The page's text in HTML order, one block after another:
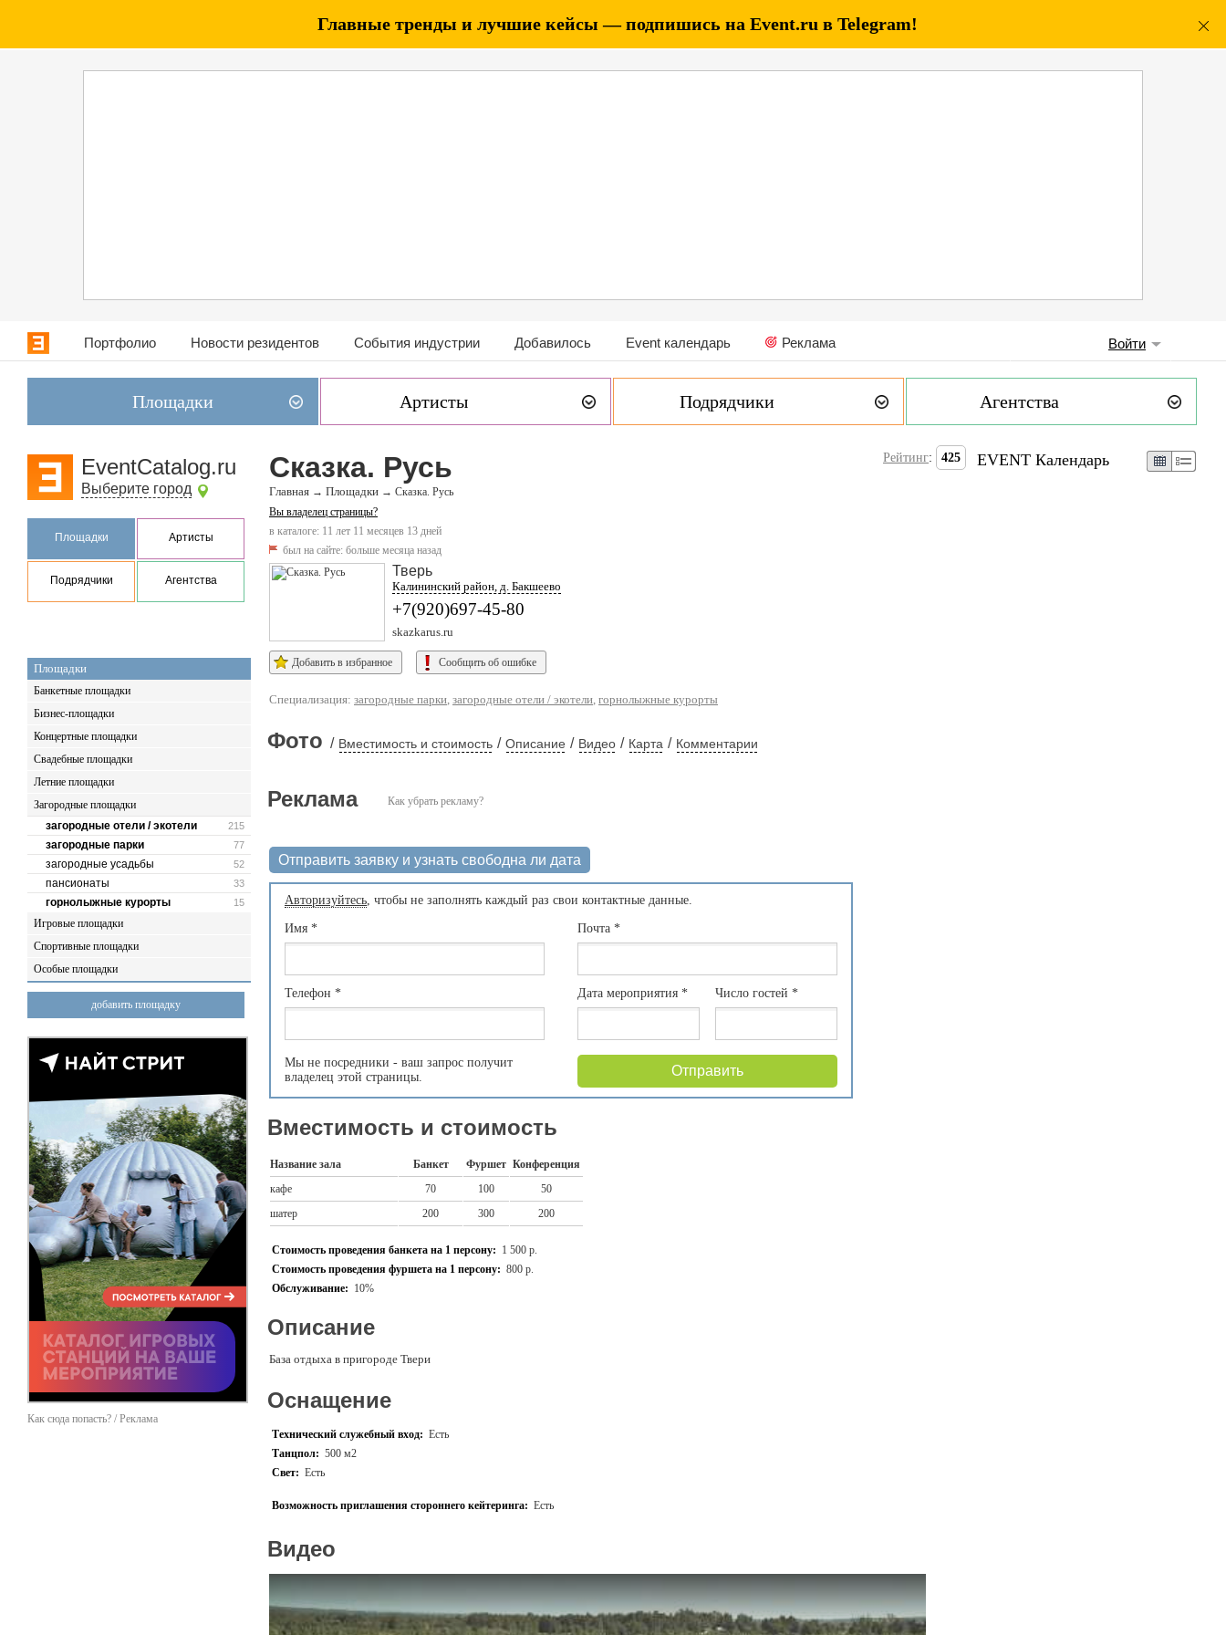
Главные тренды и лучшие кейсы — подпишись на Event.ru в Telegram!
Портфолио Новости резидентов События индустрии Добавилось Event календарь Реклама Войти
Площадки Артисты Подрядчики Агентства
EventCatalog.ru
Выберите город
Площадки Артисты
Подрядчики Агентства
Площадки
Банкетные площадки
Бизнес-площадки
Концертные площадки
Свадебные площадки
Летние площадки
Загородные площадки
215
загородные отели / экотели
77
загородные парки
52
загородные усадьбы
33
пансионаты
15
горнолыжные курорты
Игровые площадки
Спортивные площадки
Особые площадки
добавить площадку
Как сюда попасть? / Реклама
Сказка. Русь
Главная → Площадки → Сказка. Русь
Вы владелец страницы?
в каталоге: 11 лет 11 месяцев 13 дней
был на сайте: больше месяца назад
Рейтинг: 425
Тверь
Калининский район, д. Бакшеево
+7(920)697-45-80
skazkarus.ru
Добавить в избранное Сообщить об ошибке
Специализация: загородные парки, загородные отели / экотели, горнолыжные курорты
Фото / Вместимость и стоимость / Описание / Видео / Карта / Комментарии
Как убрать рекламу?
Реклама
Отправить заявку и узнать свободна ли дата
Авторизуйтесь, чтобы не заполнять каждый раз свои контактные данные.
Имя *
Телефон *
Мы не посредники - ваш запрос получит
владелец этой страницы.
Почта*
Дата мероприятия* Число гостей*
Отправить
Вместимость и стоимость
Название зала Банкет Фуршет Конференция
кафе
70 100
50
шатер
200 300 200
Стоимость проведения банкета на 1 персону: 1 500 р.
Стоимость проведения фуршета на 1 персону: 800 р.
Обслуживание: 10%
Описание
База отдыха в пригороде Твери
Оснащение
Технический служебный вход: Есть
Танцпол: 500 м2
Свет: Есть
Возможность приглашения стороннего кейтеринга: Есть
Видео
EVENT Календарь